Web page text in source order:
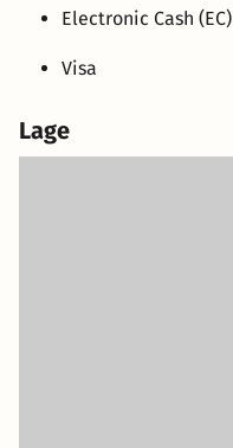
Electronic Cash (EC)
Visa
Lage